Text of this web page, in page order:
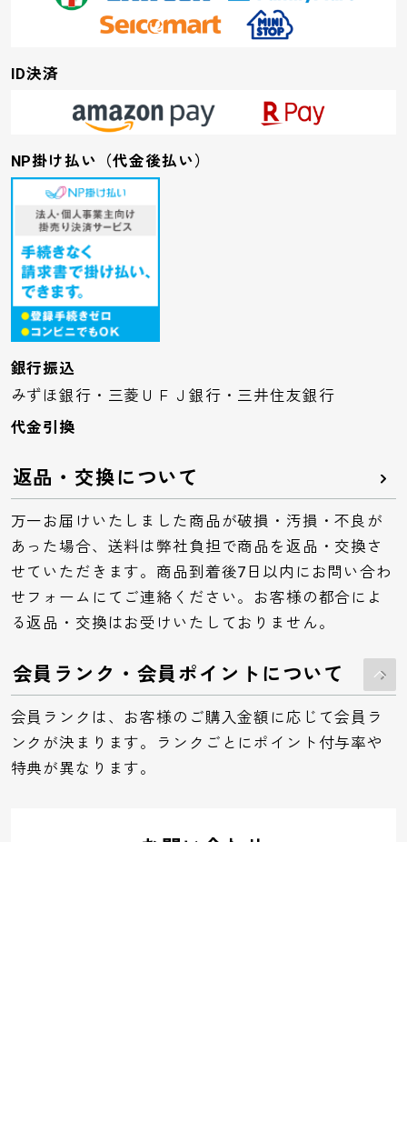
ID決済
NP掛け払い（代金後払い）
銀行振込
みずほ銀行・三菱ＵＦＪ銀行・三井住友銀行
代金引換
返品・交換について
万一お届けいたしました商品が破損・汚損・不良が
あった場合、送料は弊社負担で商品を返品・交換さ
せていただきます。商品到着後7日以内にお問い合わ
せフォームにてご連絡ください。お客様の都合によ
る返品・交換はお受けいたしておりません。
会員ランク・会員ポイントについて
会員ランクは、お客様のご購入金額に応じて会員ラ
ンクが決まります。ランクごとにポイント付与率や
特典が異なります。
お問い合わせ